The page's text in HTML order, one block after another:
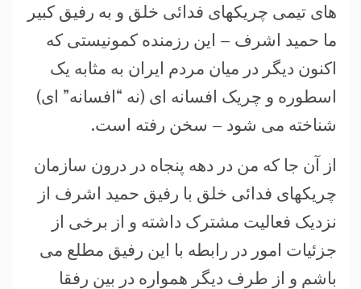
های تیمی چریکهای فدائی خلق و به رفیق کبیر
ما حمید اشرف – این رزمنده کمونیستی که
اکنون دیگر در میان مردم ایران به مثابه یک
اسطوره و چریک افسانه ای (نه “افسانه” ای)
شناخته می شود – سخن رفته است.
از آن جا که من در دهه پنجاه در درون سازمان
چریکهای فدائی خلق با رفیق حمید اشرف از
نزدیک فعالیت مشترک داشته و از برخی از
جزئیات امور در رابطه با این رفیق مطلع می
باشم و از طرف دیگر همواره در بین رفقا